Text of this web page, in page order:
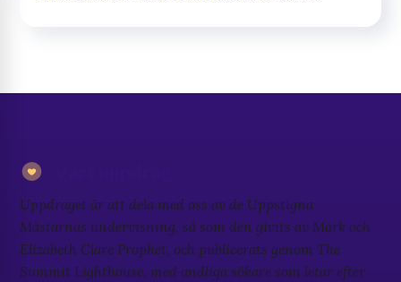
Uppdraget är att dela med oss av de Uppstigna
Mästarnas undervisning, så som den givits av Mark och
Elizabeth Clare Prophet, och publicerats genom The
Summit Lighthouse, med andliga sökare som letar efter